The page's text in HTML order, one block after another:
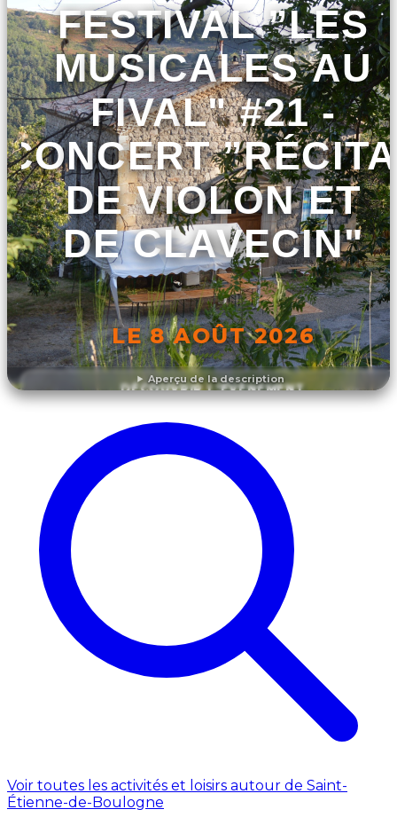
Aperçu de la description
FESTIVAL ”LES
MUSICALES AU
FIVAL" #21 -
CONCERT
DE VIOLON ET
DE CLAVECIN"
LE 8 AOÛT 2026
DÉCOUVRIR L'ÉVÉNEMENT
Voir toutes les activités et loisirs autour de Saint-
Étienne-de-Boulogne